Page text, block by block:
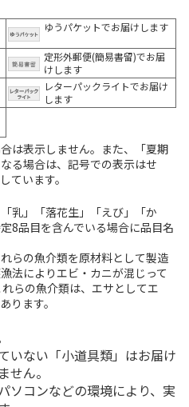
ゆうパケットでお届けします
定形外郵便(簡易書留)でお届
けします
レターパックライトでお届け
します
は表示しません。また、「夏期
る場合は、記号での表示はせ
ています。
乳」「落花生」「えび」「か
8品目を含んでいる場合に品目名
らの魚介類を原材料として製造
法によりエビ・カニが混じって
らの魚介類は、エサとしてエ
ります。
いない「小道具類」はお届け
せん。
ソコンなどの環境により、実